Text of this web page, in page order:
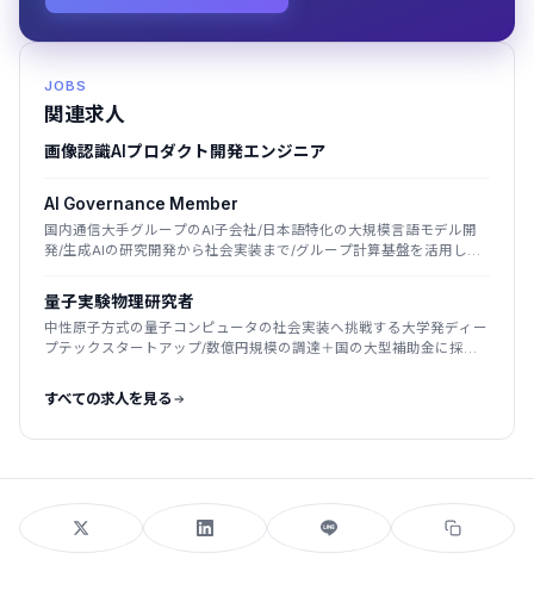
JOBS
関連求人
画像認識AIプロダクト開発エンジニア
AI Governance Member
国内通信大手グループのAI子会社/日本語特化の大規模言語モデル開
発/生成AIの研究開発から社会実装まで/グループ計算基盤を活用した
量子実験物理研究者
中性原子方式の量子コンピュータの社会実装へ挑戦する大学発ディー
プテックスタートアップ/数億円規模の調達＋国の大型補助金に採
すべての求人を見る